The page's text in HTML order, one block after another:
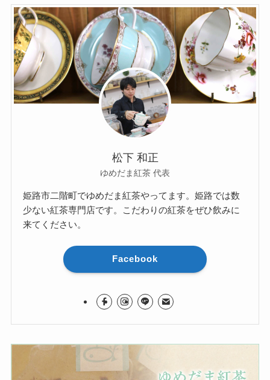
松下 和正
ゆめだま紅茶 代表
姫路市二階町でゆめだま紅茶やってます。姫路では数
少ない紅茶専門店です。こだわりの紅茶をぜひ飲みに
来てください。
Facebook